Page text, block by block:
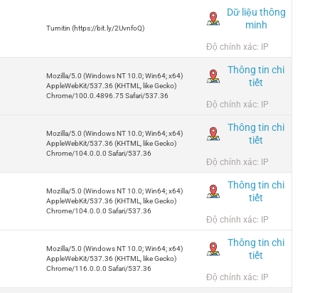
Turnitin (https://bit.ly/2UvnfoQ)
Dữ liệu thông
minh
Độ chính xác: IP
Mozilla/5.0 (Windows NT 10.0; Win64; x64)
AppleWebKit/537.36 (KHTML, like Gecko)
Chrome/100.0.4896.75 Safari/537.36
Thông tin chi
tiết
Độ chính xác: IP
Mozilla/5.0 (Windows NT 10.0; Win64; x64)
AppleWebKit/537.36 (KHTML, like Gecko)
Chrome/104.0.0.0 Safari/537.36
Thông tin chi
tiết
Độ chính xác: IP
Mozilla/5.0 (Windows NT 10.0; Win64; x64)
AppleWebKit/537.36 (KHTML, like Gecko)
Chrome/104.0.0.0 Safari/537.36
Thông tin chi
tiết
Độ chính xác: IP
Mozilla/5.0 (Windows NT 10.0; Win64; x64)
AppleWebKit/537.36 (KHTML, like Gecko)
Chrome/116.0.0.0 Safari/537.36
Thông tin chi
tiết
Độ chính xác: IP